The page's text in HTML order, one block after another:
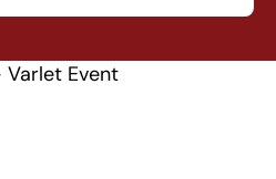
Event